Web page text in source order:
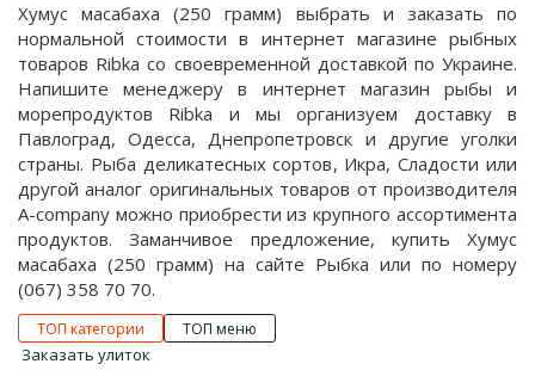
Хумус масабаха (250 грамм) выбрать и заказать по
нормальной стоимости в интернет магазине рыбных
товаров Ribka со своевременной доставкой по Украине.
Напишите менеджеру в интернет магазин рыбы и
морепродуктов Ribka и мы организуем доставку в
Павлоград, Одесса, Днепропетровск и другие уголки
страны. Рыба деликатесных сортов, Икра, Сладости или
другой аналог оригинальных товаров от производителя
A-company можно приобрести из крупного ассортимента
продуктов. Заманчивое предложение, купить Хумус
масабаха (250 грамм) на сайте Рыбка или по номеру
(067) 358 70 70.
ТОП категории ТОП меню
Заказать улиток